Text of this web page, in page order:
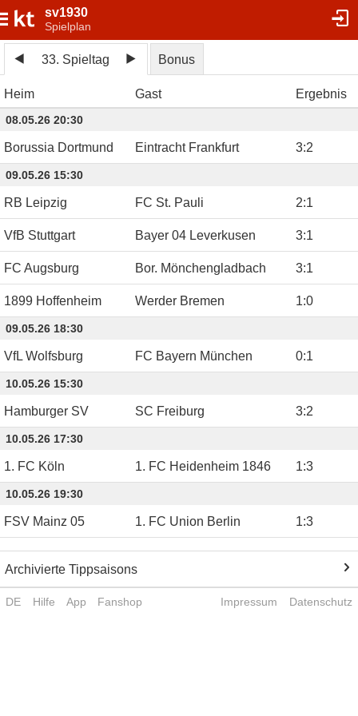
sv1930
Spielplan
33. Spieltag Bonus
Heim Gast Ergebnis
08.05.26 20:30
Borussia Dortmund Eintracht Frankfurt 3:2
09.05.26 15:30
RB Leipzig FC St. Pauli 2:1
VfB Stuttgart Bayer 04 Leverkusen 3:1
FC Augsburg Bor. Mönchengladbach 3:1
1899 Hoffenheim Werder Bremen 1:0
09.05.26 18:30
VfL Wolfsburg FC Bayern München 0:1
10.05.26 15:30
Hamburger SV SC Freiburg 3:2
10.05.26 17:30
1. FC Köln 1. FC Heidenheim 1846 1:3
10.05.26 19:30
FSV Mainz 05 1. FC Union Berlin 1:3
Archivierte Tippsaisons
DE Hilfe App Fanshop Impressum Datenschutz